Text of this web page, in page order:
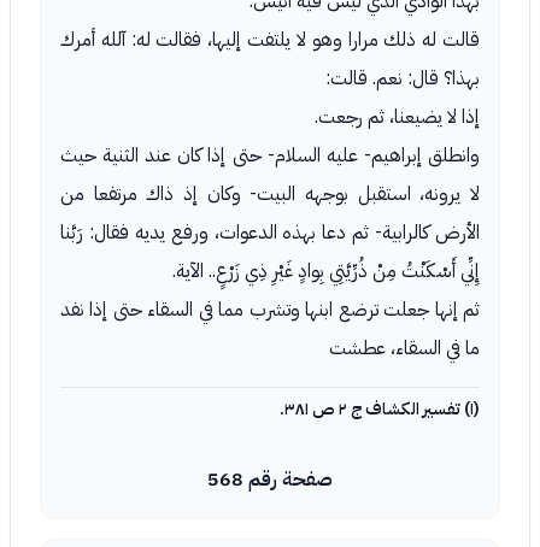
قالت له ذلك مرارا وهو لا يلتفت إليها، فقالت له: آلله أمرك
بهذا؟ قال: نعم. قالت:
إذا لا يضيعنا، ثم رجعت.
وانطلق إبراهيم- عليه السلام- حتى إذا كان عند الثنية حيث
لا يرونه، استقبل بوجهه البيت- وكان إذ ذاك مرتفعا من
الأرض كالرابية- ثم دعا بهذه الدعوات، ورفع يديه فقال: رَبَّنا
إِنِّي أَسْكَنْتُ مِنْ ذُرِّيَّتِي بِوادٍ غَيْرِ ذِي زَرْعٍ.. الآية.
ثم إنها جعلت ترضع ابنها وتشرب مما في السقاء حتى إذا نفد
ما في السقاء، عطشت
(١) تفسير الكشاف ج ٢ ص ٣٨١.
صفحة رقم 568